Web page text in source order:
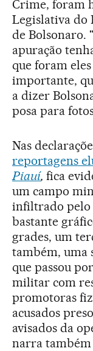
Crime, foram
Legislativa do
de Bolsonaro.
apuração
que foram
importante,
a dizer
posa para
Nas
reportagens
Piauí, fica
um campo
infiltrado pelo
bastante
grades, um
também, uma
que passou
militar com
promotoras
acusados
avisados da
narra